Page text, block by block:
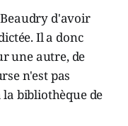
d'avoir
Il a donc
une autre, de
n'est pas
bibliothèque de